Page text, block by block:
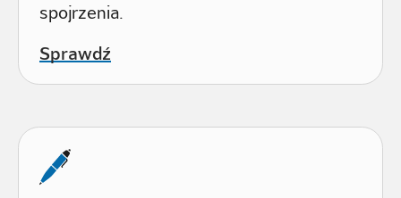
spojrzenia.
Sprawdź